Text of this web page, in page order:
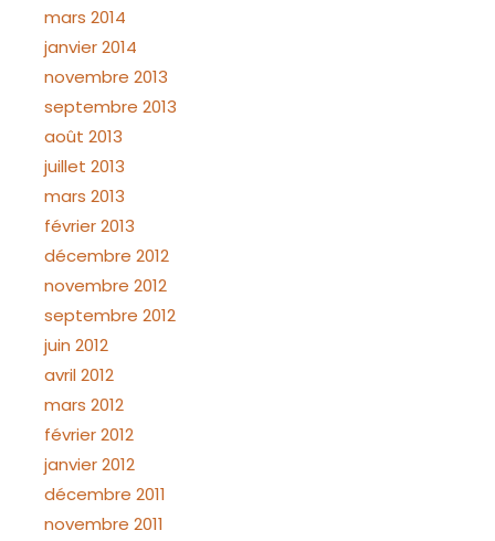
mars 2014
janvier 2014
novembre 2013
septembre 2013
août 2013
juillet 2013
mars 2013
février 2013
décembre 2012
novembre 2012
septembre 2012
juin 2012
avril 2012
mars 2012
février 2012
janvier 2012
décembre 2011
novembre 2011